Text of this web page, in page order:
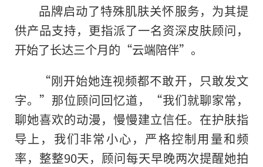
品牌启动了特殊肌肤关怀服务，为其提
供产品支持，更指派了一名资深皮肤顾问，
开始了长达三个月的“云端陪伴”。
“刚开始她连视频都不敢开，只敢发文
字。”那位顾问回忆道，“我们就聊家常，
聊她喜欢的动漫，慢慢建立信任。在护肤指
导上，我们非常小心，严格控制用量和频
率，整整90天，顾问每天早晚两次提醒她拍